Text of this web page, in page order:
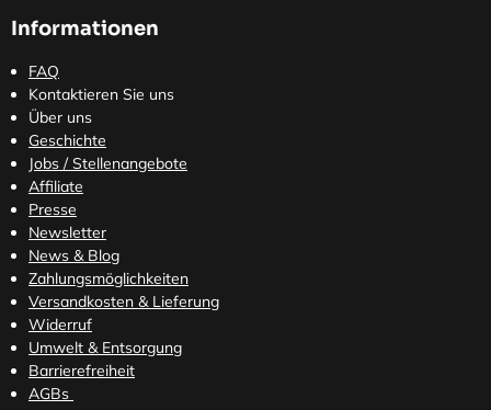
Informationen
FAQ
Kontaktieren Sie uns
Über uns
Geschichte
Jobs / Stellenangebote
Affiliate
Presse
Newsletter
News & Blog
Zahlungsmöglichkeiten
Versandkosten & Lieferung
Widerruf
Umwelt & Entsorgung
Barrierefreiheit
AGBs